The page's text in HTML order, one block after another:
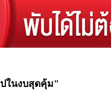
ปในงบสุดคุ้ม"